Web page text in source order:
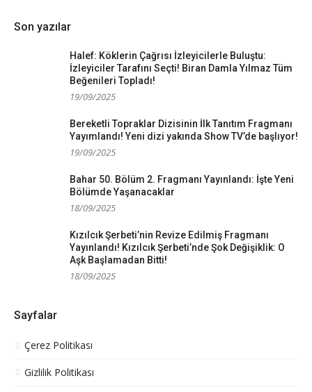
Son yazılar
Halef: Köklerin Çağrısı İzleyicilerle Buluştu:
İzleyiciler Tarafını Seçti! Biran Damla Yılmaz Tüm
Beğenileri Topladı!
19/09/2025
Bereketli Topraklar Dizisinin İlk Tanıtım Fragmanı
Yayımlandı! Yeni dizi yakında Show TV’de başlıyor!
19/09/2025
Bahar 50. Bölüm 2. Fragmanı Yayınlandı: İşte Yeni
Bölümde Yaşanacaklar
18/09/2025
Kızılcık Şerbeti’nin Revize Edilmiş Fragmanı
Yayınlandı! Kızılcık Şerbeti’nde Şok Değişiklik: O
Aşk Başlamadan Bitti!
18/09/2025
Sayfalar
Çerez Politikası
Gizlilik Politikası